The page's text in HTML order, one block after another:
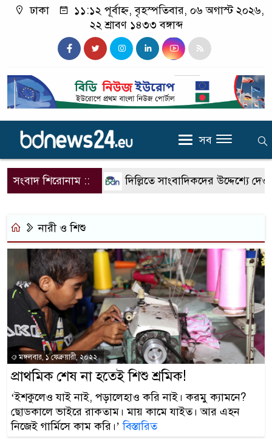
ঢাকা
১১:১২ পূর্বাহ্ন, বৃহস্পতিবার, ০৬ অগাস্ট ২০২৬,
২২ শ্রাবণ ১৪৩৩ বঙ্গাব্দ
সব
সংবাদ শিরোনাম :: দিল্লিতে সাংবাদিকদের উদ্দেশ্যে
নারী ও শিশু
মঙ্গলবার, ১ ফেব্রুয়ারী, ২০২২
প্রাথমিক শেষ না হতেই শিশু শ্রমিক!
‘ইশকুলেও যাই নাই, পড়ালেহাও করি নাই। করমু ক্যামনে?
ছোডকালে ভাইরে রাকতাম। মায় কামে যাইত। আর এহন
নিজেই গার্মিসে কাম করি।’বিস্তারিত